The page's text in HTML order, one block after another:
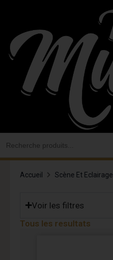
contenu
Accueil Scène Et Eclairage
Voir les filtres
Tous les resultats